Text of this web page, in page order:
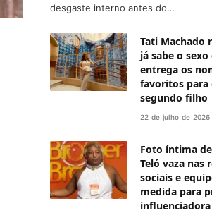
desgaste interno antes do…
Tati Machado
já sabe o
entrega os
favoritos para
segundo filho
22 de julho de 2026
Foto íntima
Teló vaza nas
sociais e
medida para
influenciadora